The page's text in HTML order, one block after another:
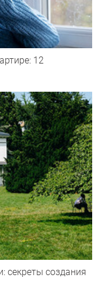
12
секреты создания